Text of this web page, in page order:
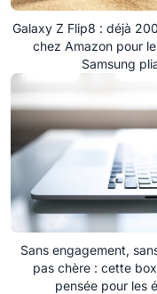
Galaxy Z Flip8 : déjà
chez Amazon pour
Samsung
Sans engagement,
pas chère : cette
pensée pour les